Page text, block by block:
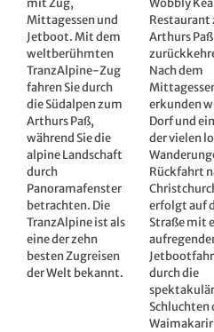
Mittagessen und
Jetboot. Mit dem
weltberühmten
TranzAlpine-Zug
fahren Sie durch
die Südalpen zum
Arthurs Paß,
während Sie die
alpine Landschaft
durch
Panoramafenster
betrachten. Die
TranzAlpine ist als
eine der zehn
besten Zugreisen
der Welt bekannt.
Restaurant
Arthurs Paß
Nach dem
erkunden
Dorf und
der vielen
Rückfahrt
erfolgt auf
Straße mit
durch die
Schluchten